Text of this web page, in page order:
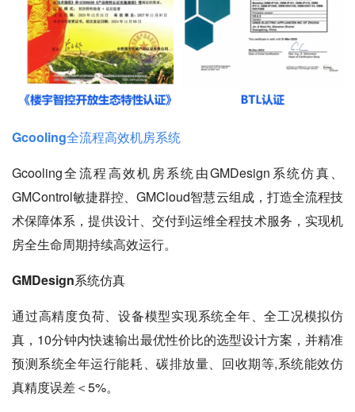
Gcooling全流程高效机房系统
Gcooling全流程高效机房系统由GMDesign系统仿真、
GMControl敏捷群控、GMCloud智慧云组成，打造全流程技
术保障体系，提供设计、交付到运维全程技术服务，实现机
房全生命周期持续高效运行。
GMDesign系统仿真
通过高精度负荷、设备模型实现系统全年、全工况模拟仿
真，10分钟内快速输出最优性价比的选型设计方案，并精准
预测系统全年运行能耗、碳排放量、回收期等,系统能效仿
真精度误差＜5%。